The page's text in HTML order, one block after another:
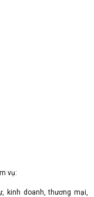
vụ:
kinh doanh, thương mại,